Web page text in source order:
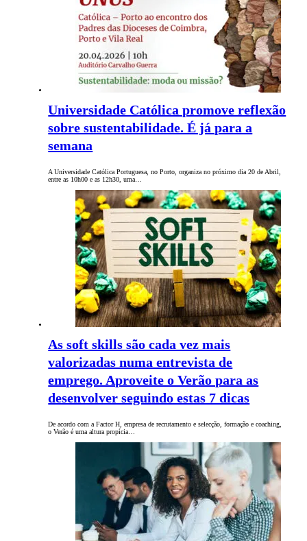
Universidade Católica promove reflexão
sobre sustentabilidade. É já para a
semana
A Universidade Católica Portuguesa, no Porto, organiza no próximo dia 20 de Abril,
entre as 10h00 e as 12h30, uma…
As soft skills são cada vez mais
valorizadas numa entrevista de
emprego. Aproveite o Verão para as
desenvolver seguindo estas 7 dicas
De acordo com a Factor H, empresa de recrutamento e selecção, formação e coaching,
o Verão é uma altura propícia…